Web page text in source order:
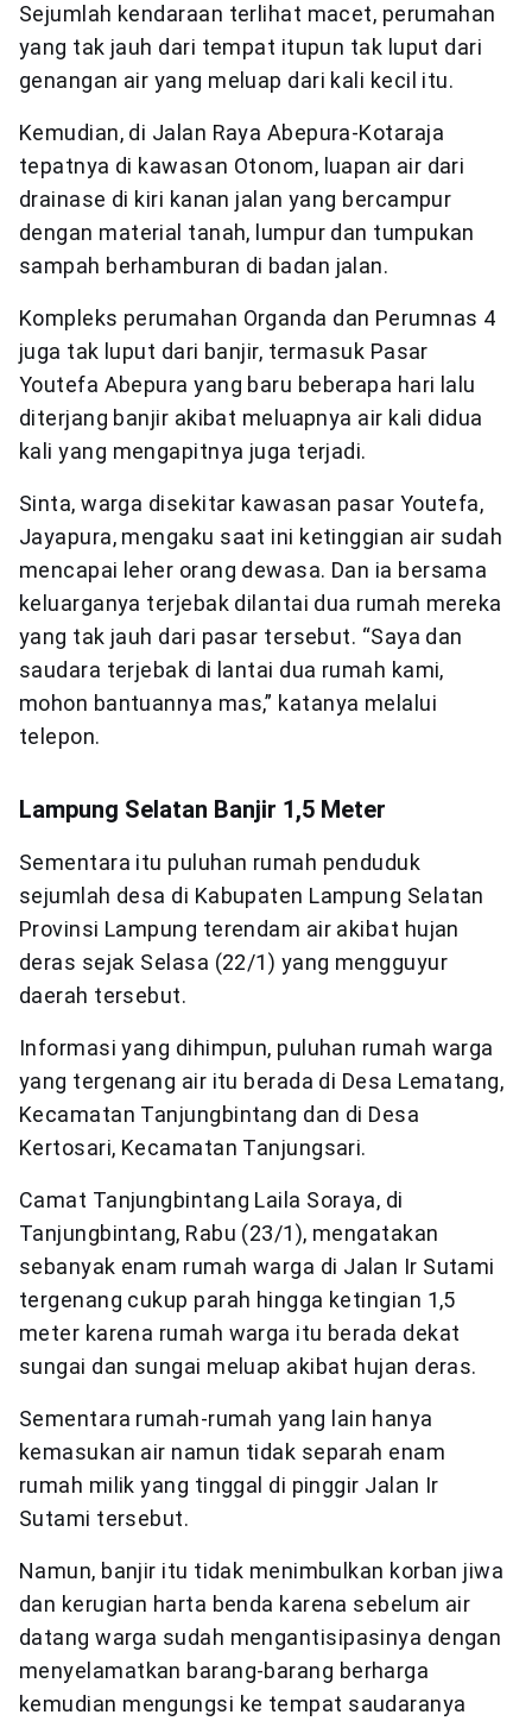
Sejumlah kendaraan terlihat macet, perumahan
yang tak jauh dari tempat itupun tak luput dari
genangan air yang meluap dari kali kecil itu.
Kemudian, di Jalan Raya Abepura-Kotaraja
tepatnya di kawasan Otonom, luapan air dari
drainase di kiri kanan jalan yang bercampur
dengan material tanah, lumpur dan tumpukan
sampah berhamburan di badan jalan.
Kompleks perumahan Organda dan Perumnas 4
juga tak luput dari banjir, termasuk Pasar
Youtefa Abepura yang baru beberapa hari lalu
diterjang banjir akibat meluapnya air kali didua
kali yang mengapitnya juga terjadi.
Sinta, warga disekitar kawasan pasar Youtefa,
Jayapura, mengaku saat ini ketinggian air sudah
mencapai leher orang dewasa. Dan ia bersama
keluarganya terjebak dilantai dua rumah mereka
yang tak jauh dari pasar tersebut. “Saya dan
saudara terjebak di lantai dua rumah kami,
mohon bantuannya mas,” katanya melalui
telepon.
Lampung Selatan Banjir 1,5 Meter
Sementara itu puluhan rumah penduduk
sejumlah desa di Kabupaten Lampung Selatan
Provinsi Lampung terendam air akibat hujan
deras sejak Selasa (22/1) yang mengguyur
daerah tersebut.
Informasi yang dihimpun, puluhan rumah warga
yang tergenang air itu berada di Desa Lematang,
Kecamatan Tanjungbintang dan di Desa
Kertosari, Kecamatan Tanjungsari.
Camat Tanjungbintang Laila Soraya, di
Tanjungbintang, Rabu (23/1), mengatakan
sebanyak enam rumah warga di Jalan Ir Sutami
tergenang cukup parah hingga ketingian 1,5
meter karena rumah warga itu berada dekat
sungai dan sungai meluap akibat hujan deras.
Sementara rumah-rumah yang lain hanya
kemasukan air namun tidak separah enam
rumah milik yang tinggal di pinggir Jalan Ir
Sutami tersebut.
Namun, banjir itu tidak menimbulkan korban jiwa
dan kerugian harta benda karena sebelum air
datang warga sudah mengantisipasinya dengan
menyelamatkan barang-barang berharga
kemudian mengungsi ke tempat saudaranya